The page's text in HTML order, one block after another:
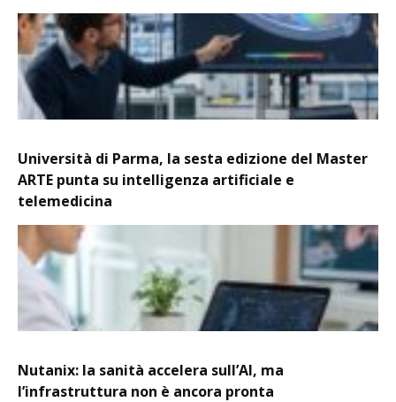
Università di Parma, la sesta edizione del Master
ARTE punta su intelligenza artificiale e
telemedicina
Nutanix: la sanità accelera sull’AI, ma
l’infrastruttura non è ancora pronta